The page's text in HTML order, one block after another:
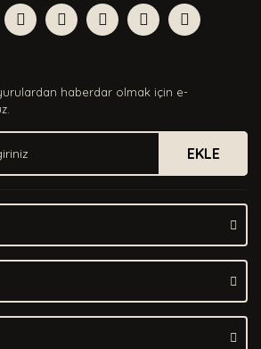
Yorum Yaz
için teşekkür ederiz.
eksik bilgiler bulunuyor.
hatalar bulunuyor.
sitelerden daha pahalı.
farklı alternatifler olmalı.
haberdar olmak için e-
EKLE